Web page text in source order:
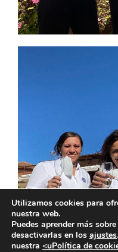
AVISO LEGAL
Utilizamos cookies para
nuestra web.
Puedes aprender más
desactivarlas en los ajustes
nuestra <uPolítica de